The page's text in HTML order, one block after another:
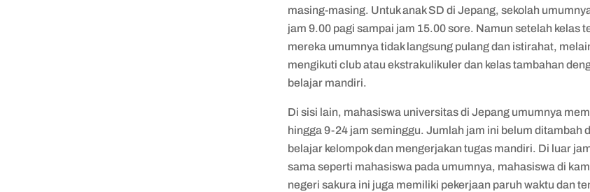
masing-masing. Untuk anak SD di Jepang, sekolah
jam 9.00 pagi sampai jam 15.00 sore. Namun setelah kelas
mereka umumnya tidak langsung pulang dan istirahat,
mengikuti club atau ekstrakulikuler dan kelas tambahan
belajar mandiri.
Di sisi lain, mahasiswa universitas di Jepang umumnya
hingga 9-24 jam seminggu. Jumlah jam ini belum ditambah
belajar kelompok dan mengerjakan tugas mandiri. Di luar
sama seperti mahasiswa pada umumnya, mahasiswa di
negeri sakura ini juga memiliki pekerjaan paruh waktu dan